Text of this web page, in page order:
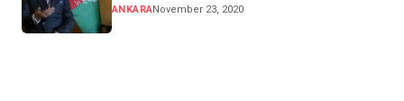
ANKARANovember 23, 2020